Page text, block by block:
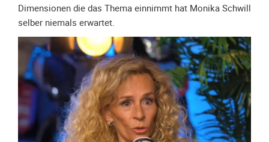
Flex.
Kurvenleittafel
Galerien
Galerie
2026
Galerie
2025
Galerie
Dimensionen die das Thema einnimmt hat Monika Schwill
selber niemals erwartet.